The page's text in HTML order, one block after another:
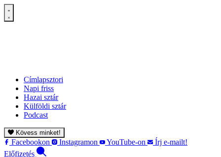
Címlapsztori
Napi friss
Hazai sztár
Külföldi sztár
Podcast
Kövess minket!
Facebookon Instagramon YouTube-on
Írj e-mailt!
Előfizetés